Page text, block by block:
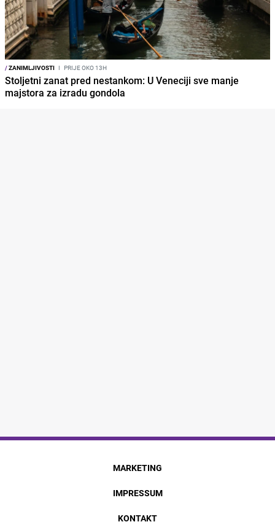
/ZANIMLJIVOSTI I PRIJE OKO 13H
Stoljetni zanat pred nestankom: U Veneciji sve manje
majstora za izradu gondola
MARKETING
IMPRESSUM
KONTAKT